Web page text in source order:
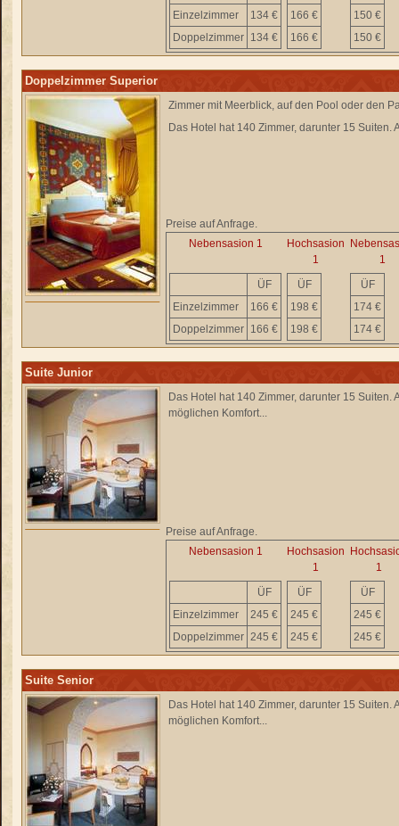
Einzelzimmer
134 €
Doppelzimmer 134 €
166 €
166 €
150 €
150 €
Doppelzimmer Superior
Zimmer mit Meerblick, auf den Pool oder den
Das Hotel hat 140 Zimmer, darunter 15
Preise auf Anfrage.
Nebensasion 1
Hochsasion
1
1
ÜF
Einzelzimmer
166 €
Doppelzimmer 166 €
ÜF
198 €
198 €
ÜF
174 €
174 €
Suite Junior
Das Hotel hat 140 Zimmer, darunter 15
möglichen Komfort...
Preise auf Anfrage.
Nebensasion 1
Hochsasion
1
1
ÜF
Einzelzimmer
245 €
Doppelzimmer 245 €
ÜF
245 €
245 €
ÜF
245 €
245 €
Suite Senior
Das Hotel hat 140 Zimmer, darunter 15
möglichen Komfort...